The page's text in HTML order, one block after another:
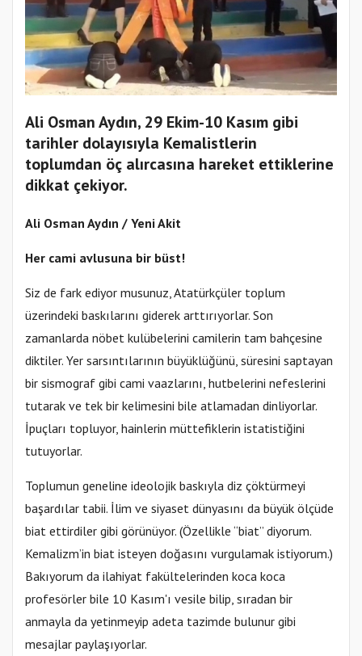
Ali Osman Aydın, 29 Ekim-10 Kasım gibi
tarihler dolayısıyla Kemalistlerin
toplumdan öç alırcasına hareket ettiklerine
dikkat çekiyor.
Ali Osman Aydın / Yeni Akit
Her cami avlusuna bir büst!
Siz de fark ediyor musunuz, Atatürkçüler toplum
üzerindeki baskılarını giderek arttırıyorlar. Son
zamanlarda nöbet kulübelerini camilerin tam bahçesine
diktiler. Yer sarsıntılarının büyüklüğünü, süresini saptayan
bir sismograf gibi cami vaazlarını, hutbelerini nefeslerini
tutarak ve tek bir kelimesini bile atlamadan dinliyorlar.
İpuçları topluyor, hainlerin müttefiklerin istatistiğini
tutuyorlar.
Toplumun geneline ideolojik baskıyla diz çöktürmeyi
başardılar tabii. İlim ve siyaset dünyasını da büyük ölçüde
biat ettirdiler gibi görünüyor. (Özellikle “biat” diyorum.
Kemalizm’in biat isteyen doğasını vurgulamak istiyorum.)
Bakıyorum da ilahiyat fakültelerinden koca koca
profesörler bile 10 Kasım'ı vesile bilip, sıradan bir
anmayla da yetinmeyip adeta tazimde bulunur gibi
mesajlar paylaşıyorlar.